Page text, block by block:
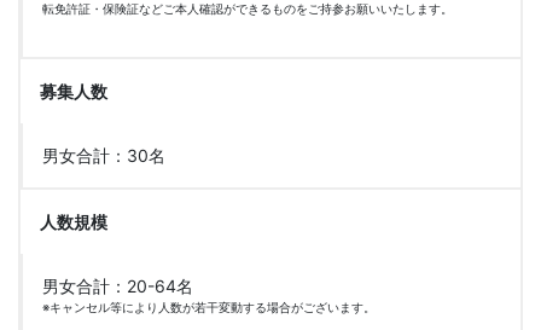
転免許証・保険証などご本人確認ができるものをご持参お願いいたします。
募集人数
男女合計：30名
人数規模
男女合計：20-64名
※キャンセル等により人数が若干変動する場合がございます。